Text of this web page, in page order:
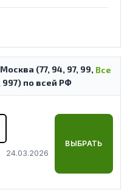
Все
(77, 94, 97, 99,
997) по всей РФ
24.03.2026
ВЫБРАТЬ